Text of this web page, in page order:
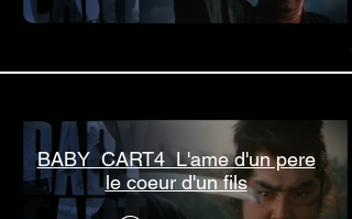
BABY_CART4_L'ame d'un pere
le coeur d'un fils